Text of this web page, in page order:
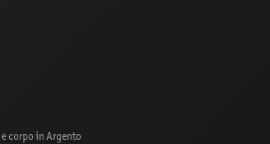
corpo in Argento